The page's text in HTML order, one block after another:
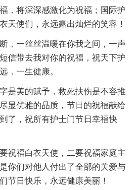
，将深深感激化为祝福；国际护
天使们，永远露出灿烂的笑容！
，一丝丝温暖在你我之间，一声
信带去我对你的祝福，祝天下护
，一生健康。
是美的赋予，救死扶伤是不容推
显优雅的品质，节日的祝福献给
了，祝所有护士门节日幸福快
祝福白衣天使，二要祝福家庭主
你们对他人付出了全部的关爱与
节日快乐，永远健康美丽！